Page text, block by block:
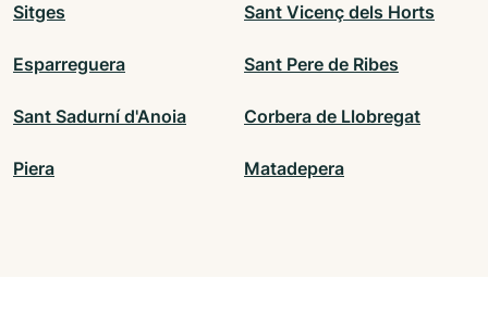
Sitges Sant Vicenç dels Horts
Esparreguera Sant Pere de Ribes
Sant Sadurní d'Anoia Corbera de Llobregat
Piera Matadepera